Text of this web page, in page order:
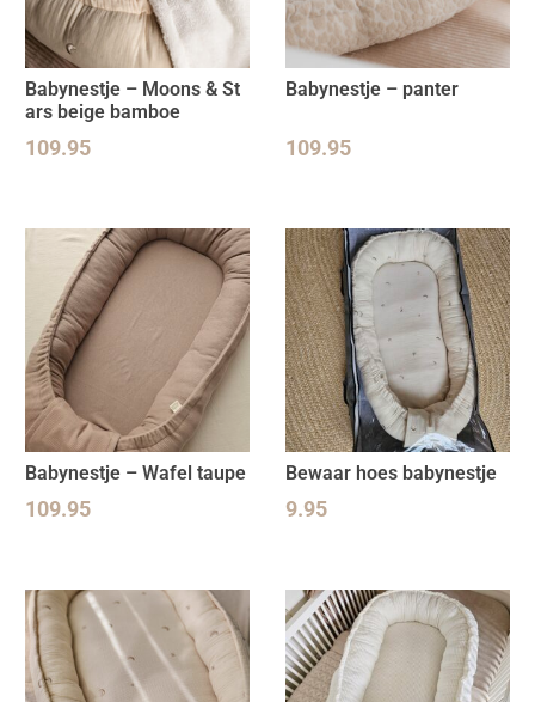
Babynestje – Moons & St
ars beige bamboe
109.95
Babynestje – panter
109.95
Babynestje – Wafel taupe
109.95
Bewaar hoes babynestje
9.95